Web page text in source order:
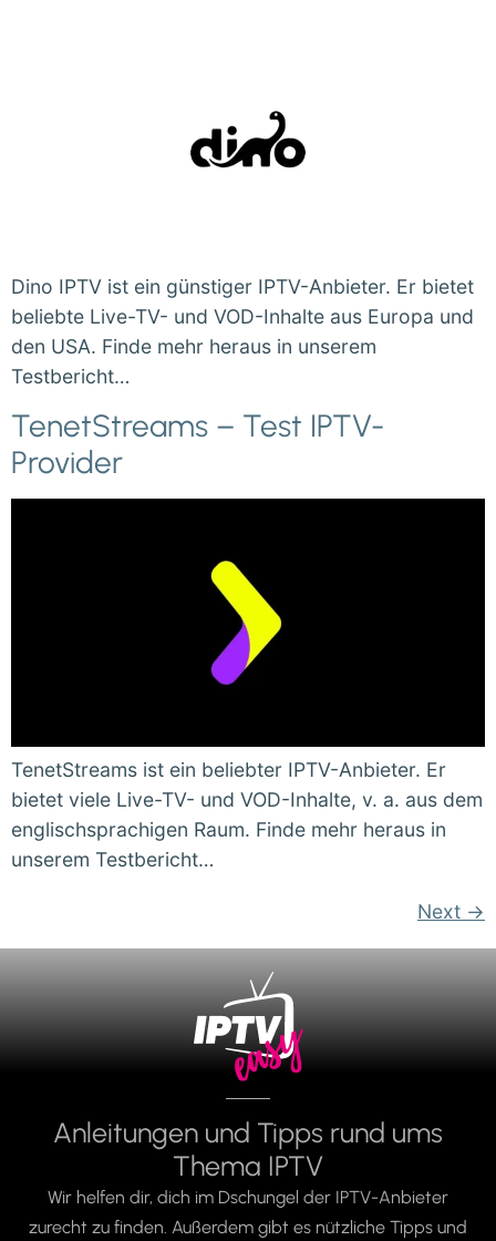
Dino IPTV ist ein günstiger IPTV-Anbieter. Er bietet
beliebte Live-TV- und VOD-Inhalte aus Europa und
den USA. Finde mehr heraus in unserem
Testbericht…
TenetStreams – Test IPTV-
Provider
TenetStreams ist ein beliebter IPTV-Anbieter. Er
bietet viele Live-TV- und VOD-Inhalte, v. a. aus dem
englischsprachigen Raum. Finde mehr heraus in
unserem Testbericht…
Next →
Anleitungen und Tipps rund ums
Thema IPTV
Wir helfen dir, dich im Dschungel der IPTV-Anbieter
zurecht zu finden. Außerdem gibt es nützliche Tipps und